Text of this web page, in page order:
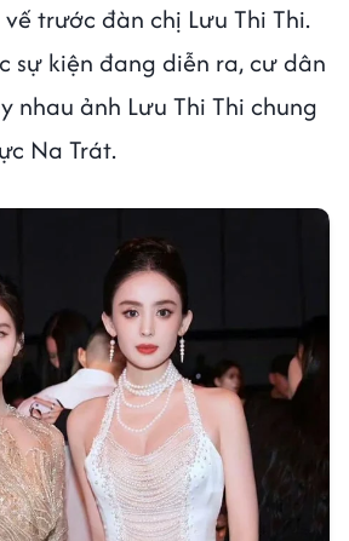
trước đàn chị Lưu Thi Thi.
sự kiện đang diễn ra, cư dân
nhau ảnh Lưu Thi Thi chung
Na Trát.